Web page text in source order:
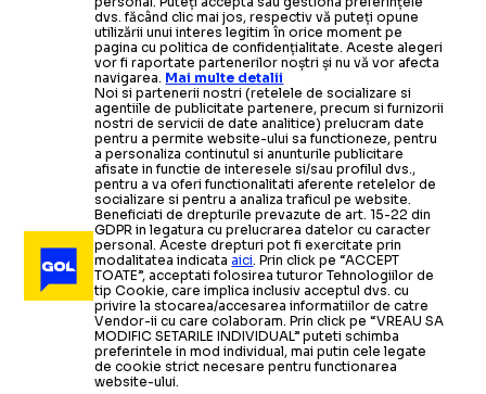
dvs. făcând clic mai jos, respectiv vă puteți opune
utilizării unui interes legitim în orice moment pe
pagina cu politica de confidențialitate. Aceste alegeri
vor fi raportate partenerilor noștri și nu vă vor afecta
navigarea. Mai multe detalii
Noi si partenerii nostri (retelele de socializare si
agentiile de publicitate partenere, precum si furnizorii
nostri de servicii de date analitice) prelucram date
pentru a permite website-ului sa functioneze, pentru
a personaliza continutul si anunturile publicitare
afisate in functie de interesele si/sau profilul dvs.,
pentru a va oferi functionalitati aferente retelelor de
socializare si pentru a analiza traficul pe website.
Beneficiati de drepturile prevazute de art. 15-22 din
GDPR in legatura cu prelucrarea datelor cu caracter
personal. Aceste drepturi pot fi exercitate prin
modalitatea indicataaici. Prin click pe “ACCEPT
TOATE”, acceptati folosirea tuturor Tehnologiilor de
tip Cookie, care implica inclusiv acceptul dvs. cu
privire la stocarea/accesarea informatiilor de catre
Vendor-ii cu care colaboram. Prin click pe “VREAU SA
MODIFIC SETARILE INDIVIDUAL” puteti schimba
preferintele in mod individual, mai putin cele legate
de cookie strict necesare pentru functionarea
website-ului.